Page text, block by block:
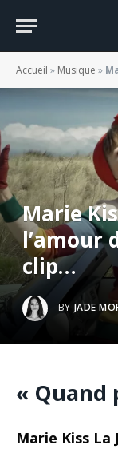
Accueil » Musique »
Marie
l’amour
clip…
BY JADE
« Quand
Marie Kiss La